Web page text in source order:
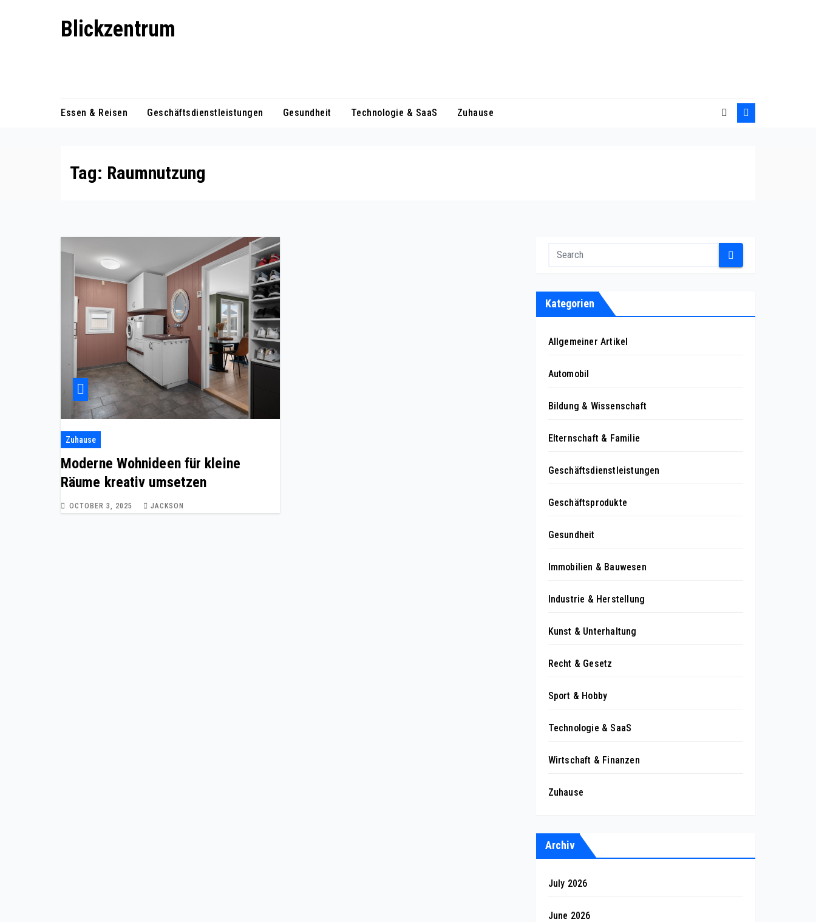
Blickzentrum
Essen & Reisen Geschäftsdienstleistungen Gesundheit Technologie & SaaS Zuhause
Tag: Raumnutzung
Zuhause
Moderne Wohnideen für kleine
Räume kreativ umsetzen
OCTOBER 3, 2025 JACKSON
Kategorien
Allgemeiner Artikel
Automobil
Bildung & Wissenschaft
Elternschaft & Familie
Geschäftsdienstleistungen
Geschäftsprodukte
Gesundheit
Immobilien & Bauwesen
Industrie & Herstellung
Kunst & Unterhaltung
Recht & Gesetz
Sport & Hobby
Technologie & SaaS
Wirtschaft & Finanzen
Zuhause
Archiv
July 2026
June 2026